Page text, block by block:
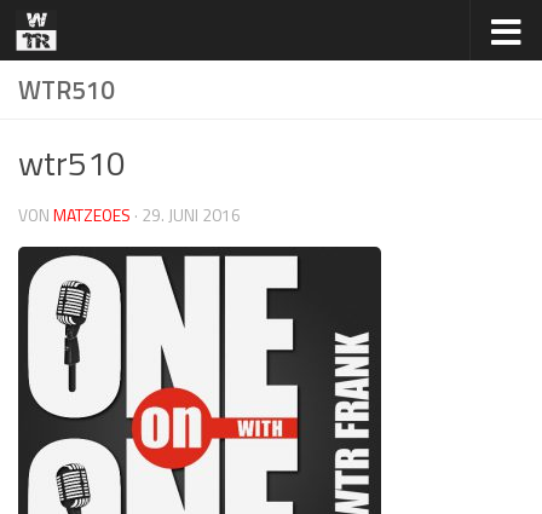
Zum Inhalt springen
WTR510
wtr510
VONMATZEOES · 29. JUNI 2016